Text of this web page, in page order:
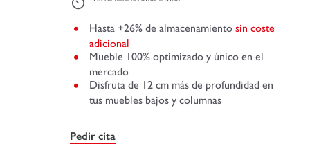
Hasta +26% de almacenamiento sin coste
adicional
Mueble 100% optimizado y único en el
mercado
Disfruta de 12 cm más de profundidad en
tus muebles bajos y columnas
Pedir cita